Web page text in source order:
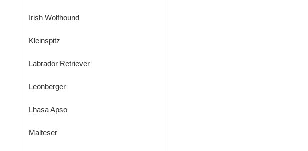
Irish Wolfhound
Kleinspitz
Labrador Retriever
Leonberger
Lhasa Apso
Malteser